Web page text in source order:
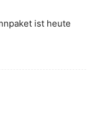
ist heute